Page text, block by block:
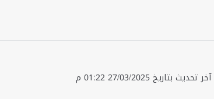
آخر تحديث بتاريخ27/03/2025 01:22 م